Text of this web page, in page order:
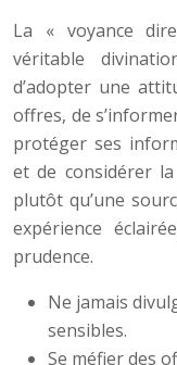
La « voyance
véritable
d’adopter une
offres, de
protéger ses
et de considérer
plutôt qu’une
expérience
prudence.
Ne jamais
sensibles.
Se méfier des